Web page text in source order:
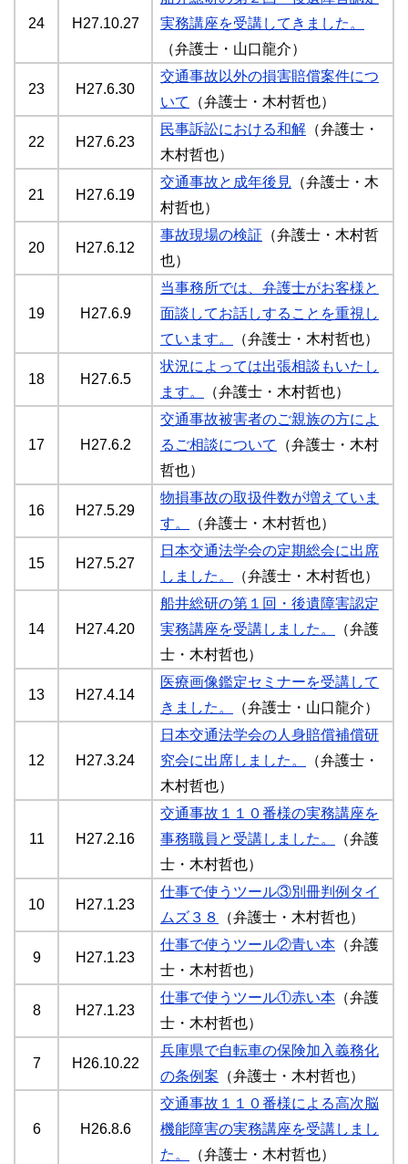
24 H27.10.27
実務講座を受講してきました。
（弁護士・山口龍介）
23 H27.6.30
交通事故以外の損害賠償案件につ
いて
（弁護士・木村哲也）
22 H27.6.23
民事訴訟における和解 （弁護士・
木村哲也）
21 H27.6.19
交通事故と成年後見 （弁護士・木
村哲也）
20 H27.6.12
事故現場の検証 （弁護士・木村哲
也）
19 H27.6.9
当事務所では、弁護士がお客様と
面談してお話しすることを重視し
ています。
（弁護士・木村哲也）
18 H27.6.5
状況によっては出張相談もいたし
ます。
（弁護士・木村哲也）
17 H27.6.2
交通事故被害者のご親族の方によ
るご相談について
（弁護士・木村
哲也）
16 H27.5.29
物損事故の取扱件数が増えていま
す。
（弁護士・木村哲也）
15 H27.5.27
日本交通法学会の定期総会に出席
しました。
（弁護士・木村哲也）
14 H27.4.20
船井総研の第１回・後遺障害認定
実務講座を受講しました。
（弁護
士・木村哲也）
13 H27.4.14
医療画像鑑定セミナーを受講して
きました。
（弁護士・山口龍介）
12 H27.3.24
日本交通法学会の人身賠償補償研
究会に出席しました。
（弁護士・
木村哲也）
11 H27.2.16
交通事故１１０番様の実務講座を
事務職員と受講しました。
（弁護
士・木村哲也）
10 H27.1.23
仕事で使うツール③別冊判例タイ
ムズ３８
（弁護士・木村哲也）
9 H27.1.23
仕事で使うツール②青い本 （弁護
士・木村哲也）
8 H27.1.23
仕事で使うツール①赤い本 （弁護
士・木村哲也）
7 H26.10.22
兵庫県で自転車の保険加入義務化
の条例案 （弁護士・木村哲也）
6 H26.8.6
交通事故１１０番様による高次脳
機能障害の実務講座を受講しまし
た。
（弁護士・木村哲也）